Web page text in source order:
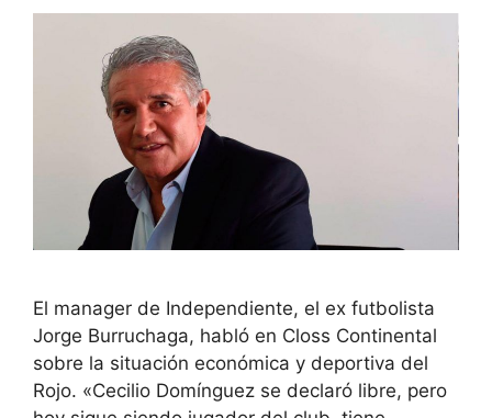
El manager de Independiente, el ex futbolista
Jorge Burruchaga, habló en Closs Continental
sobre la situación económica y deportiva del
Rojo. «Cecilio Domínguez se declaró libre, pero